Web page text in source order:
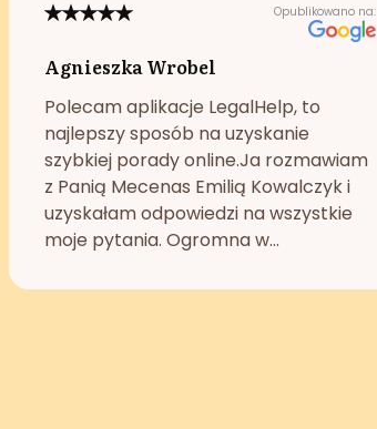
Opublikowano na:
Agnieszka Wrobel
Polecam aplikacje LegalHelp, to
najlepszy sposób na uzyskanie
szybkiej porady online.Ja rozmawiam
z Panią Mecenas Emilią Kowalczyk i
uzyskałam odpowiedzi na wszystkie
moje pytania. Ogromna w...